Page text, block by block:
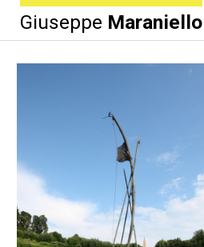
Giuseppe Maraniello